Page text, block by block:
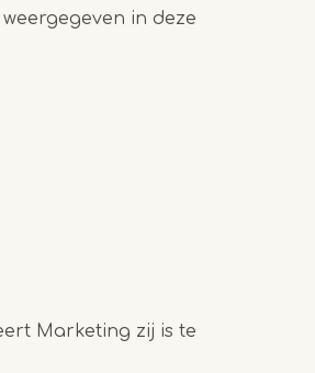
in deze
Marketing zij is te